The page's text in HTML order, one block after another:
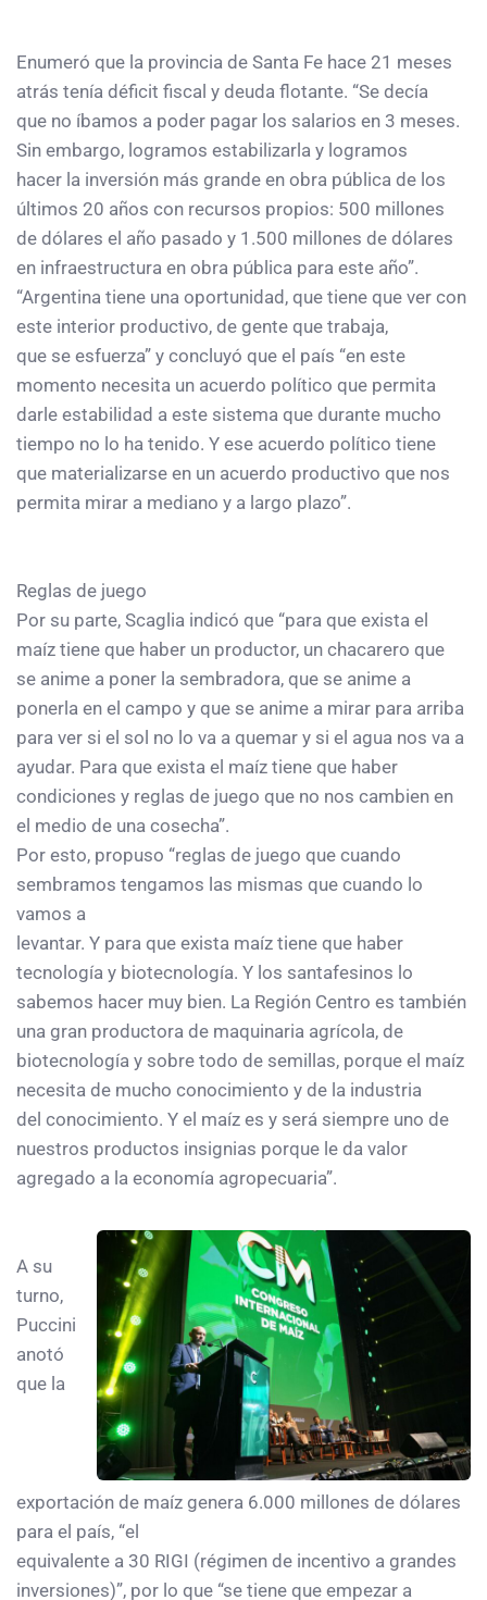
Enumeró que la provincia de Santa Fe hace 21 meses
atrás tenía déficit fiscal y deuda flotante. “Se decía
que no íbamos a poder pagar los salarios en 3 meses.
Sin embargo, logramos estabilizarla y logramos
hacer la inversión más grande en obra pública de los
últimos 20 años con recursos propios: 500 millones
de dólares el año pasado y 1.500 millones de dólares
en infraestructura en obra pública para este año”.
“Argentina tiene una oportunidad, que tiene que ver con
este interior productivo, de gente que trabaja,
que se esfuerza” y concluyó que el país “en este
momento necesita un acuerdo político que permita
darle estabilidad a este sistema que durante mucho
tiempo no lo ha tenido. Y ese acuerdo político tiene
que materializarse en un acuerdo productivo que nos
permita mirar a mediano y a largo plazo”.
Reglas de juego
Por su parte, Scaglia indicó que “para que exista el
maíz tiene que haber un productor, un chacarero que
se anime a poner la sembradora, que se anime a
ponerla en el campo y que se anime a mirar para arriba
para ver si el sol no lo va a quemar y si el agua nos va a
ayudar. Para que exista el maíz tiene que haber
condiciones y reglas de juego que no nos cambien en
el medio de una cosecha”.
Por esto, propuso “reglas de juego que cuando
sembramos tengamos las mismas que cuando lo
vamos a
levantar. Y para que exista maíz tiene que haber
tecnología y biotecnología. Y los santafesinos lo
sabemos hacer muy bien. La Región Centro es también
una gran productora de maquinaria agrícola, de
biotecnología y sobre todo de semillas, porque el maíz
necesita de mucho conocimiento y de la industria
del conocimiento. Y el maíz es y será siempre uno de
nuestros productos insignias porque le da valor
agregado a la economía agropecuaria”.
A su
turno,
Puccini
anotó
que la
exportación de maíz genera 6.000 millones de dólares
para el país, “el
equivalente a 30 RIGI (régimen de incentivo a grandes
inversiones)”, por lo que “se tiene que empezar a